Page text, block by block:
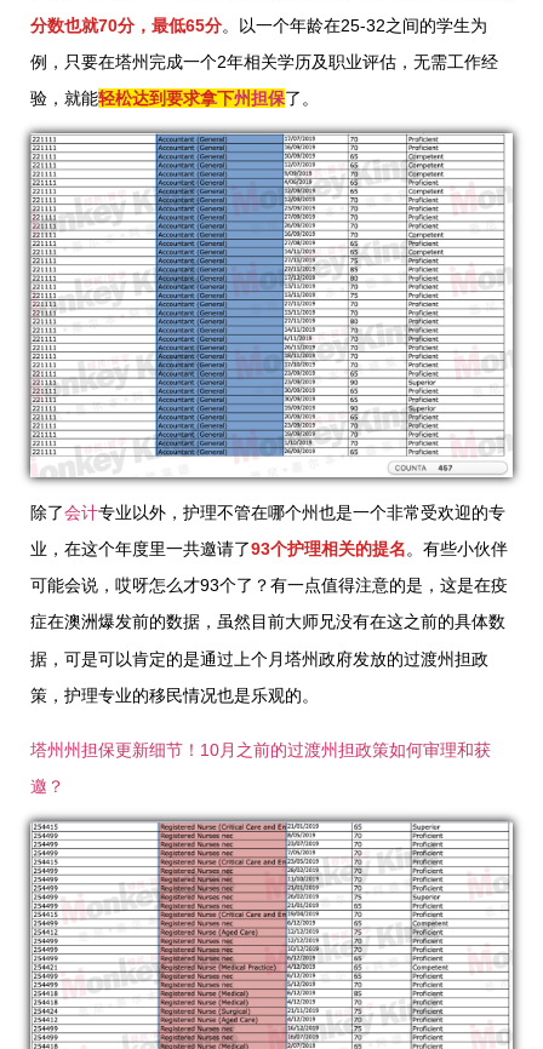
分数也就70分，最低65分。以一个年龄在25-32之间的学生为
例，只要在塔州完成一个2年相关学历及职业评估，无需工作经
验，就能轻松达到要求拿下州担保了。
除了会计专业以外，护理不管在哪个州也是一个非常受欢迎的专
业，在这个年度里一共邀请了93个护理相关的提名。有些小伙伴
可能会说，哎呀怎么才93个了？有一点值得注意的是，这是在疫
症在澳洲爆发前的数据，虽然目前大师兄没有在这之前的具体数
据，可是可以肯定的是通过上个月塔州政府发放的过渡州担政
策，护理专业的移民情况也是乐观的。
塔州州担保更新细节！10月之前的过渡州担政策如何审理和获
邀？